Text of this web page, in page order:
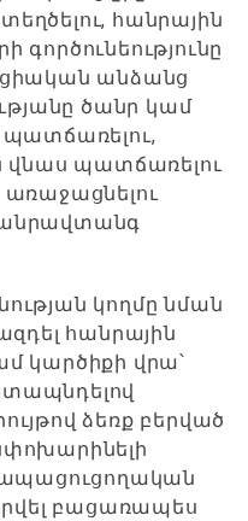
հանրային
գործունեությունը
անձանց
ծանր կամ
պատճառելու,
վնաս պատճառելու
կողմը նման
հանրային
կարծիքի վրա՝
ձեռք բերված
ապացուցողական
բացառապես